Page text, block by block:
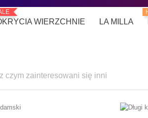
WIERZCHNIE LA MILLA
czym zainteresowani się inni